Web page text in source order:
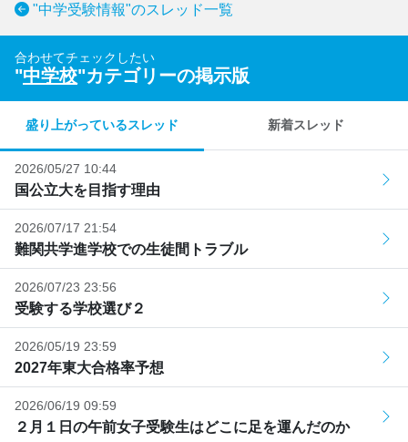
"中学受験情報"のスレッド一覧
合わせてチェックしたい
"中学校"カテゴリーの掲示版
盛り上がっているスレッド 新着スレッド
2026/05/27 10:44
国公立大を目指す理由
2026/07/17 21:54
難関共学進学校での生徒間トラブル
2026/07/23 23:56
受験する学校選び２
2026/05/19 23:59
2027年東大合格率予想
2026/06/19 09:59
２月１日の午前女子受験生はどこに足を運んだのか